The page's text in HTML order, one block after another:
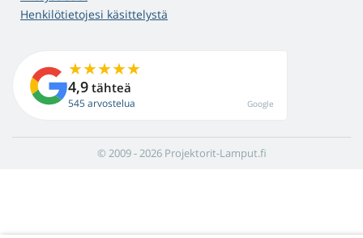
Henkilötietojesi käsittelystä
4,9 tähteä
545 arvostelua Google
© 2009 - 2026 Projektorit-Lamput.fi